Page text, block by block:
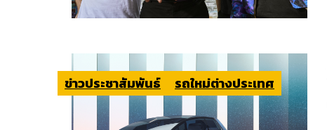
ข่าวประชาสัมพันธ์ รถใหม่ต่างประเทศ